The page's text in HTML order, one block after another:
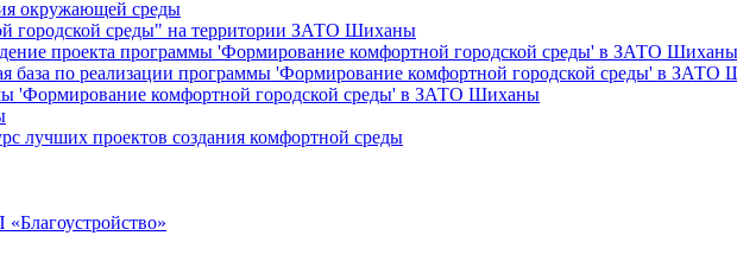
окружающей среды
городской среды" на территории ЗАТО Шиханы
проекта программы 'Формирование комфортной городской среды' в ЗАТО Шиханы
база по реализации программы 'Формирование комфортной городской среды' в ЗАТО
'Формирование комфортной городской среды' в ЗАТО Шиханы
лучших проектов создания комфортной среды